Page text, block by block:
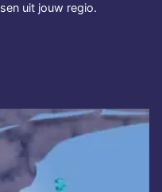
uit jouw regio.